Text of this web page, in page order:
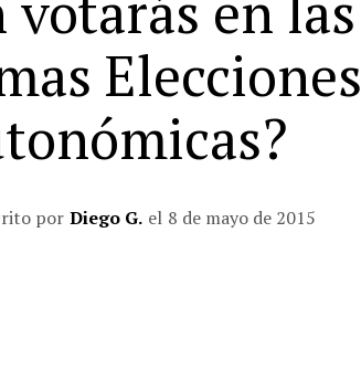
Elecciones
por Diego G. el 8 de mayo de 2015